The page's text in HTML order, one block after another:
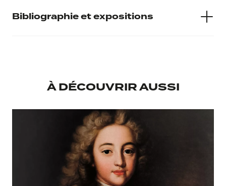
Bibliographie et expositions
À DÉCOUVRIR AUSSI